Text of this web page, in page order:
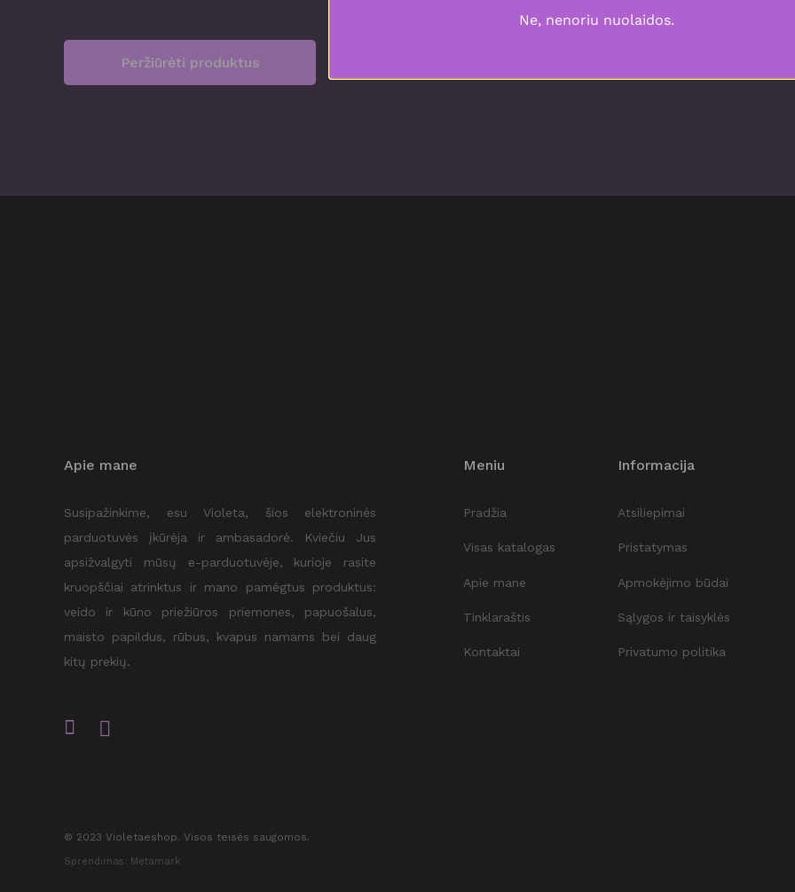
Peržiūrėti produktus
Apie mane
Susipažinkime, esu Violeta, šios elektroninės
parduotuvės įkūrėja ir ambasadorė. Kviečiu Jus
apsižvalgyti mūsų e-parduotuvėje, kurioje rasite
kruopščiai atrinktus ir mano pamėgtus produktus:
veido ir kūno priežiūros priemones, papuošalus,
maisto papildus, rūbus, kvapus namams bei daug
kitų prekių.
Meniu
Pradžia
Visas katalogas
Apie mane
Tinklaraštis
Kontaktai
Informacija
Atsiliepimai
Pristatymas
Apmokėjimo būdai
Sąlygos ir taisyklės
Privatumo politika
© 2023 Violetaeshop. Visos teisės saugomos.
Sprendimas: Metamark
Ne, nenoriu nuolaidos.